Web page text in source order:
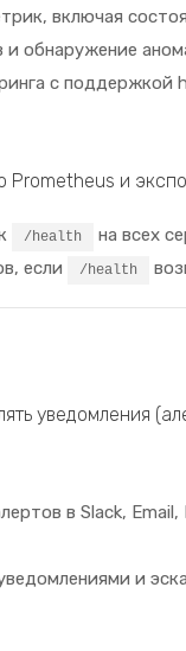
включая
и обнаружение
с поддержкой
и
/health
на всех
если
/health
уведомления
в Slack,
и